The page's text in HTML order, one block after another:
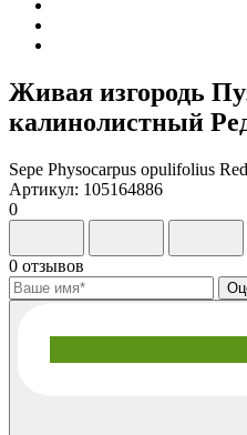
Живая изгородь
калинолистный
Sepe Physocarpus opulifolius
Артикул: 105164886
0
0 отзывов